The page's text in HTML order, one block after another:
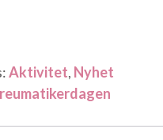
Aktivitet, Nyhet